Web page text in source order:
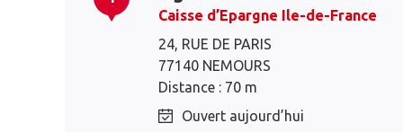
Caisse d’Epargne Ile-de-France
24, RUE DE PARIS
77140 NEMOURS
Distance : 70 m
Ouvert aujourd’hui